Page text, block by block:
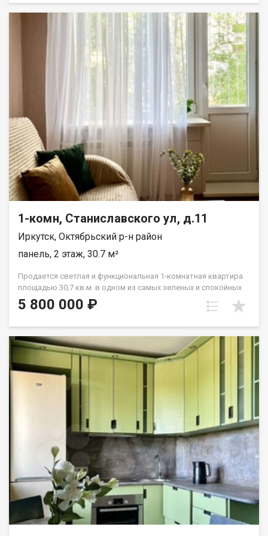
Школа 9 Иркутский реабилитационный техникум Магазины
Пункты выдачи заказов Кафе Спортивные залы Скверы
Исторический центр города Феноменальная цена: 3,9 млн
рублей Ваша экономия на старте более 20%! Первый этаж
ваша свобода действий: Возможность обустроить отдельный
двор никаких шумных дорог, всегда свежий воздух и
спокойный сон. Балкона нет, но это позволило сделать
пространство комнаты более функциональным и
просторным. По договоренности с покупателем в квартире
может остаться мебель и бытовая техника. Локация и
инфраструктура: Дом находится в районе с отлично развитой
инфраструктурой (ориентиры: ул. Николая Чупалова,
Енисейская, Хомутовская, Шевцова). Для семей с детьми: в
шаговой доступности сразу 3 детских сада и школа! Для
удобства: рядом остановка общественного транспорта,
продуктовые магазины, аптеки, пешая доступность до парков
и зон отдыха. Полную информацию и бесплатную
консультацию можно получить у менеджера, связавшись с
нами по телефону или придя в наш офис расположенный по
адресу: г. Иркутск, ул. Омулевского, 20/1.
1-комн, Станиславского ул, д.11
Иркутск, Октябрьский р-н район
панель, 2 этаж, 30.7 м²
Продается светлая и функциональная 1-комнатная квартира
площадью 30,7 кв.м. в одном из самых зеленых и спокойных
районов Иркутска на Лисихе (Октябрьский район). Идеальный
вариант для тех, кто ценит тишину, свежий воздух и развитую
от лифта, при этом высоко от земли (нет шума с улицы и
холода от подвала). Состояние: Выполнен аккуратный
косметический ремонт. Можно спокойно заехать и сразу
начать жить. Кухня: Просторная и удобная настоящее сердце
квартиры. Хватит места и для готовки, и для уютных
долговечные медные. Это значит, что вам не придется
бояться протечек, ржавчины или делать капитальный ремонт
с долблением стен. Установлена надежная сантехника. Бонус:
При продаже остается вся необходимая мебель. Отличный
шанс сэкономить на покупке гарнитура и организации
переезда! ПОДЪЕЗД И СОСЕДИ: Отдельный и очень важный
плюс это атмосфера в доме. Подъезд тихий, спокойный и
ухоженный. Соседи невероятно доброжелательные,
адекватные люди, всегда готовые подставить плечо и прийти
на помощь в бытовых вопросах. Здесь не бывает шумных
конфликтов, а за порогом своей квартиры вы чувствуете
5 800 000 ₽